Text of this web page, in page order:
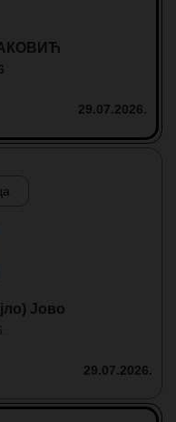
29.07.2026.
Јово
29.07.2026.